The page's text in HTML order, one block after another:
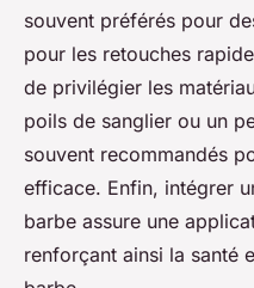
souvent préférés pour
pour les retouches
de privilégier les
poils de sanglier ou un
souvent recommandés
efficace. Enfin, intégrer
barbe assure une
renforçant ainsi la santé